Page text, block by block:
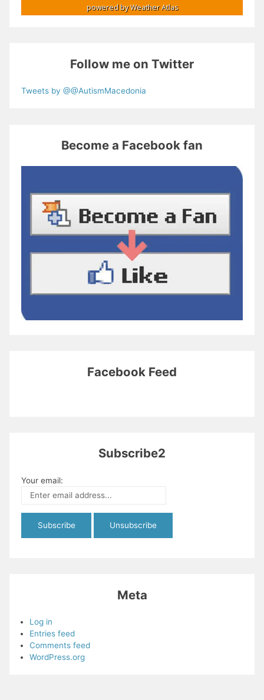
powered byWeather Atlas
Follow me on Twitter
Tweets by @@AutismMacedonia
Become a Facebook fan
Facebook Feed
Subscribe2
Your email:
Meta
Log in
Entries feed
Comments feed
WordPress.org